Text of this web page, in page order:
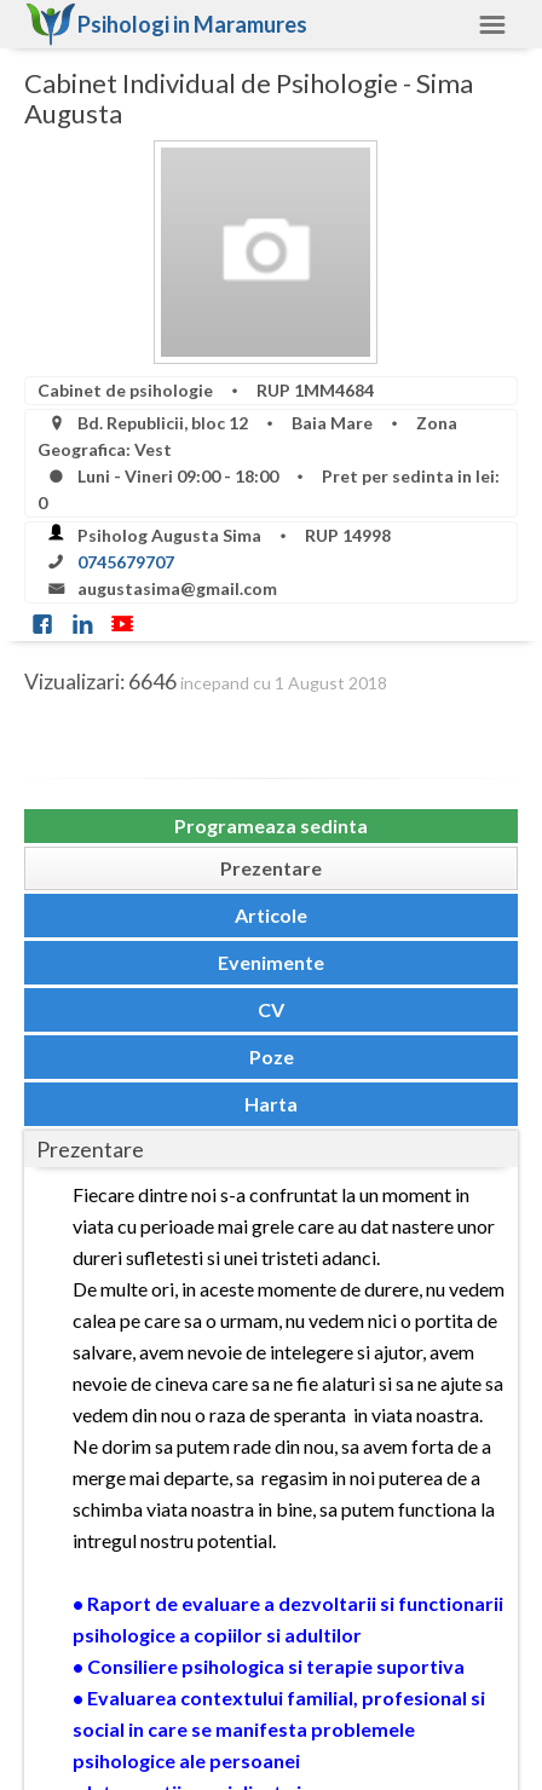
Psihologi in Maramures
Maramures
Alte judete
Bacau
Bihor
Bistrita-Nasaud
Botosani
Caras-Severin
Cluj
Constanta
Covasna
Dambovita
Dolj
Galati
Giurgiu
Harghita
Hunedoara
Ialomita
Maramures
Neamt
Prahova
Contact
Cabinet Individual de Psihologie - Sima
Augusta
Cabinet de psihologie
RUP 1MM4684
Bd. Republicii, bloc 12
Baia Mare
Zona
Geografica: Vest
Luni - Vineri 09:00 - 18:00
Pret per sedinta in lei:
0
Psiholog Augusta Sima
RUP 14998
0745679707
augustasima@gmail.com
Vizualizari: 6646 incepand cu 1 August 2018
Programeaza sedinta
Prezentare
Articole
Evenimente
CV
Poze
Harta
Prezentare
Fiecare dintre noi s-a confruntat la un moment in
viata cu perioade mai grele care au dat nastere unor
dureri sufletesti si unei tristeti adanci.
De multe ori, in aceste momente de durere, nu vedem
calea pe care sa o urmam, nu vedem nici o portita de
salvare, avem nevoie de intelegere si ajutor, avem
nevoie de cineva care sa ne fie alaturi si sa ne ajute sa
vedem din nou o raza de speranta in viata noastra.
Ne dorim sa putem rade din nou, sa avem forta de a
merge mai departe, sa regasim in noi puterea de a
schimba viata noastra in bine, sa putem functiona la
intregul nostru potential.
• Raport de evaluare a dezvoltarii si functionarii
psihologice a copiilor si adultilor
• Consiliere psihologica si terapie suportiva
• Evaluarea contextului familial, profesional si
social in care se manifesta problemele
psihologice ale persoanei